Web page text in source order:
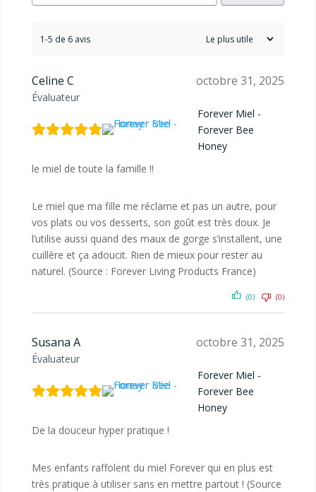
1-5 de 6 avis
Celine C
Évaluateur
octobre 31, 2025
Forever Miel -
Forever Bee
Honey
le miel de toute la famille !!
Le miel que ma fille me réclame et pas un autre, pour
vos plats ou vos desserts, son goût est très doux. Je
l’utilise aussi quand des maux de gorge s’installent, une
cuillère et ça adoucit. Rien de mieux pour rester au
naturel. (Source : Forever Living Products France)
(0) (0)
Susana A
Évaluateur
octobre 31, 2025
Forever Miel -
Forever Bee
Honey
De la douceur hyper pratique !
Mes enfants raffolent du miel Forever qui en plus est
très pratique à utiliser sans en mettre partout ! (Source